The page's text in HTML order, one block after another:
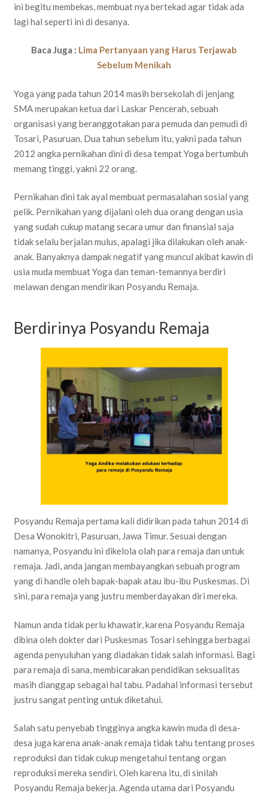
ini begitu membekas, membuat nya bertekad agar tidak ada
lagi hal seperti ini di desanya.
Baca Juga : Lima Pertanyaan yang Harus Terjawab
Sebelum Menikah
Yoga yang pada tahun 2014 masih bersekolah di jenjang
SMA merupakan ketua dari Laskar Pencerah, sebuah
organisasi yang beranggotakan para pemuda dan pemudi di
Tosari, Pasuruan. Dua tahun sebelum itu, yakni pada tahun
2012 angka pernikahan dini di desa tempat Yoga bertumbuh
memang tinggi, yakni 22 orang.
Pernikahan dini tak ayal membuat permasalahan sosial yang
pelik. Pernikahan yang dijalani oleh dua orang dengan usia
yang sudah cukup matang secara umur dan finansial saja
tidak selalu berjalan mulus, apalagi jika dilakukan oleh anak-
anak. Banyaknya dampak negatif yang muncul akibat kawin di
usia muda membuat Yoga dan teman-temannya berdiri
melawan dengan mendirikan Posyandu Remaja.
Berdirinya Posyandu Remaja
Posyandu Remaja pertama kali didirikan pada tahun 2014 di
Desa Wonokitri, Pasuruan, Jawa Timur. Sesuai dengan
namanya, Posyandu ini dikelola olah para remaja dan untuk
remaja. Jadi, anda jangan membayangkan sebuah program
yang di handle oleh bapak-bapak atau ibu-ibu Puskesmas. Di
sini, para remaja yang justru memberdayakan diri mereka.
Namun anda tidak perlu khawatir, karena Posyandu Remaja
dibina oleh dokter dari Puskesmas Tosari sehingga berbagai
agenda penyuluhan yang diadakan tidak salah informasi. Bagi
para remaja di sana, membicarakan pendidikan seksualitas
masih dianggap sebagai hal tabu. Padahal informasi tersebut
justru sangat penting untuk diketahui.
Salah satu penyebab tingginya angka kawin muda di desa-
desa juga karena anak-anak remaja tidak tahu tentang proses
reproduksi dan tidak cukup mengetahui tentang organ
reproduksi mereka sendiri. Oleh karena itu, di sinilah
Posyandu Remaja bekerja. Agenda utama dari Posyandu